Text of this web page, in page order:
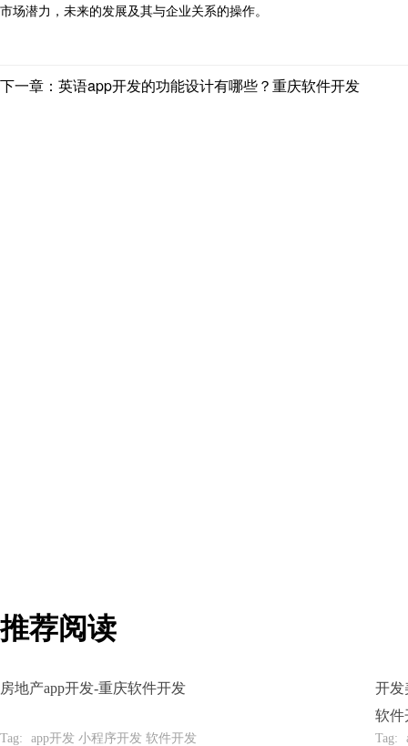
市场潜力，未来的发展及其与企业关系的操作。
下一章：英语app开发的功能设计有哪些？重庆软件开发
推荐阅读
房地产app开发-重庆软件开发
Tag: app开发 小程序开发 软件开发
开发
软件
Tag: